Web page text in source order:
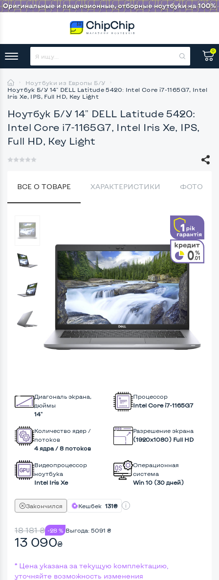
0
Ноутбуки из Европы Б/У
Ноутбук Б/У 14" DELL Latitude 5420: Intel Core i7-1165G7, Intel
Iris Xe, IPS, Full HD, Key Light
Ноутбук Б/У 14" DELL Latitude 5420:
Intel Core i7-1165G7, Intel Iris Xe, IPS,
Full HD, Key Light
ВСЕ О ТОВАРЕ ХАРАКТЕРИСТИКИ ФОТО
Диагональ экрана,
дюймы
14"
Процессор
Intel Core i7-1165G7
Количество ядер /
потоков
4 ядра / 8 потоков
Разрешение экрана
(1920х1080) Full HD
Видеопроцессор
ноутбука
Intel Iris Xe
Операционная
система
Win 10 (30 дней)
Закончился Кешбек 131₴
18 181₴ -28 % Выгода: 5091 ₴
13 090₴
* Цена указана за текущую комплектацию,
уточняйте возможность изменения